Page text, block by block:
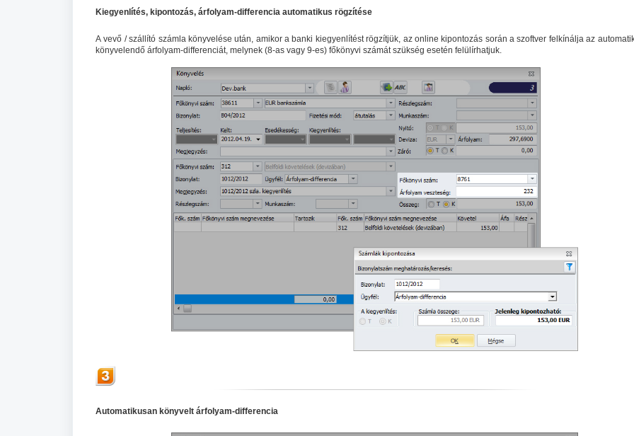
Kiegyenlítés, kipontozás, árfolyam-differencia automatikus rögzítése
A vevő / szállító számla könyvelése után, amikor a banki kiegyenlítést rögzítjük, az online kipontozás során a szoftver felkínálja az
könyvelendő árfolyam-differenciát, melynek (8-as vagy 9-es) főkönyvi számát szükség esetén felülírhatjuk.
Automatikusan könyvelt árfolyam-differencia